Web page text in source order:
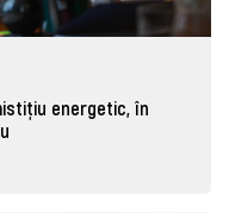
energetic, în